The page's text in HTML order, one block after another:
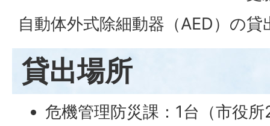
自動体外式除細動器（AED）の
貸出場所
危機管理防災課：1台（市役所